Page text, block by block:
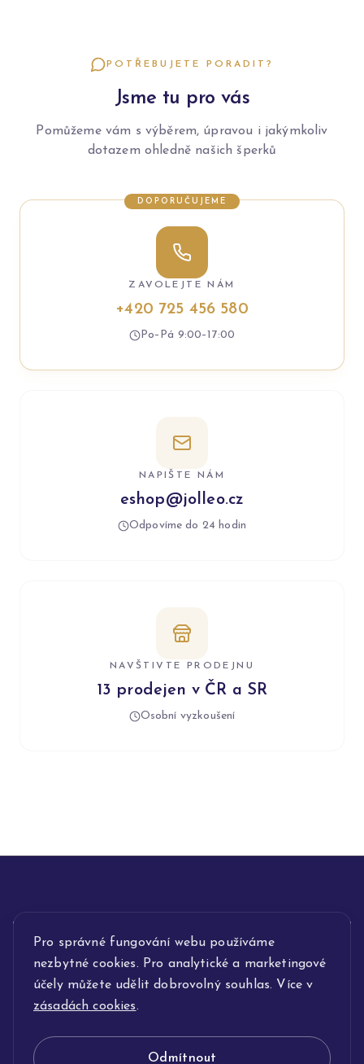
Pro správné fungování webu používáme
nezbytné cookies. Pro analytické a marketingové
účely můžete udělit dobrovolný souhlas. Více v
zásadách cookies.
Odmítnout
POTŘEBUJETE PORADIT?
Jsme tu pro vás
Pomůžeme vám s výběrem, úpravou i jakýmkoliv
dotazem ohledně našich šperků
DOPORUČUJEME
ZAVOLEJTE NÁM
+420 725 456 580
Po–Pá 9:00–17:00
NAPIŠTE NÁM
eshop@jolleo.cz
Odpovíme do 24 hodin
NAVŠTIVTE PRODEJNU
13 prodejen v ČR a SR
Osobní vyzkoušení
INFORMACE
POPIS SLUŽEB